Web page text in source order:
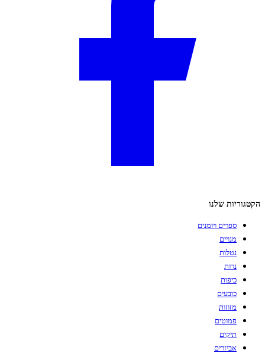
הקטגוריות שלנו
ספרים ויומנים
מנויים
נטלות
נרות
כיפות
כובעים
מזוזות
פמוטים
תיקים
אביזרים